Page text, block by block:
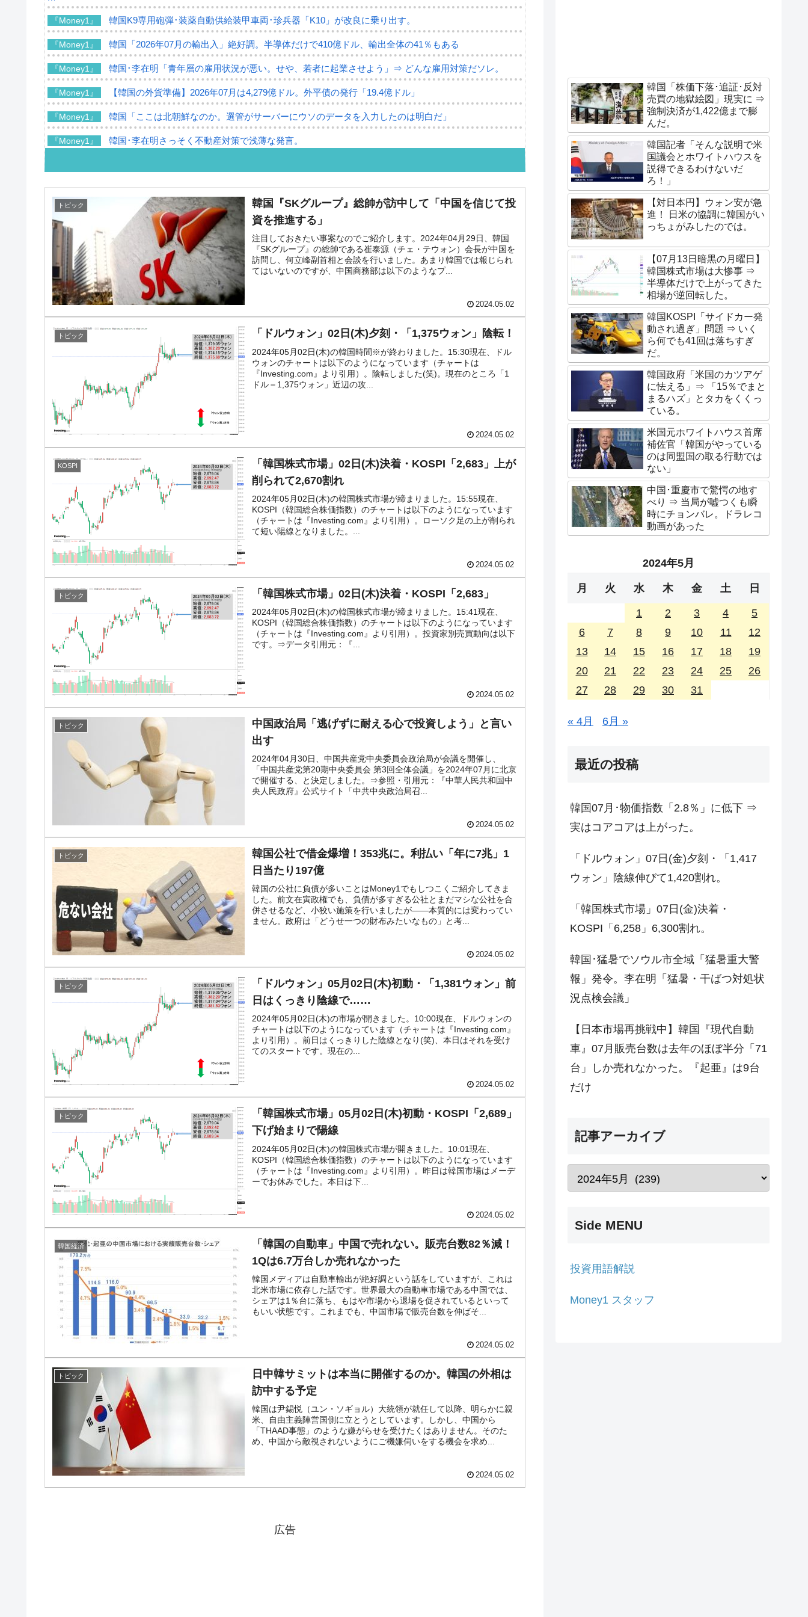
『Money1』 韓国K9専用砲弾･装薬自動供給装甲車両･珍兵器「K10」が改良に乗り出す。
『Money1』 韓国「2026年07月の輸出入」絶好調。半導体だけで410億ドル、輸出全体の41％もある
『Money1』 韓国･李在明「青年層の雇用状況が悪い。せや、若者に起業させよう」⇒ どんな雇用対策だソレ。
『Money1』 【韓国の外貨準備】2026年07月は4,279億ドル。外平債の発行「19.4億ドル」
『Money1』 韓国「ここは北朝鮮なのか。選管がサーバーにウソのデータを入力したのは明白だ」
『Money1』 韓国･李在明さっそく不動産対策で浅薄な発言。
『Money1』 『韓国銀行』が「金の保有量を増やします」⇒「金を経由するドル入手」手段ではないのか？
『Money1』 韓国･外為取引量「1日当たり1,214.4億ドル」まで拡大 ⇒ 海外資金の動きに強く左右される状態
『Money1』 韓国･帰ってきた李在明。李在明を支持しない「50.5％」に上昇
『Money1』
韓国大統領府ボンクラ政策室長が告発された ⇒ 国家が行った恐るべき株価操作であり、空前の国政壟
断
『Money1』 韓国･警察職員が「丸刈りになって抗議活動」
韓国製造業「半導体絶好調」のウラで他業種は全般的「不調」⇒ PSIが示す現況は決して良くない。
【米韓激突案件】韓国消費者院が『クーパン』1人当たり賠償10万ウォンを認定 ⇒ 総額3兆7,000億
『Money1』 韓国で猛暑。南東部では干ばつ
『Money1』 韓国型イージス搭載の次世代駆逐艦「KDDX」1番艦、2032年竣工と公示
『Money1』
韓国政府『BYD』車への補助金を全廃 ⇒ 実は韓国で『BYD』車は売れている。6カ月で対前年同期比
1.9倍！
『Money1』
在韓米国大使スティールが着韓！⇒ さっそく空港に詰めかけ「出て行け！」「極右勢力」のプラカー
ドを掲げる「在韓反米勢力」
『Money1』 韓国政府「2035年までに18.4GW規模のAIデータセンター整備」⇒ だから無理だってば。
トピック
韓国『SKグループ』総帥が訪中して「中国を信じて投
資を推進する」
注目しておきたい事案なのでご紹介します。2024年04月29日、韓国
『SKグループ』の総帥である崔泰源（チェ・テウォン）会長が中国を
訪問し、何立峰副首相と会談を行いました。あまり韓国では報じられ
てはいないのですが、中国商務部は以下のようなプ...
2024.05.02
トピック 「ドルウォン」02日(木)夕刻・「1,375ウォン」陰転！
2024年05月02日(木)の韓国時間※が終わりました。15:30現在、ドル
ウォンのチャートは以下のようになっています（チャートは
『Investing.com』より引用）。陰転しました(笑)。現在のところ「1
ドル＝1,375ウォン」近辺の攻...
2024.05.02
KOSPI
「韓国株式市場」02日(木)決着・KOSPI「2,683」上が
削られて2,670割れ
2024年05月02日(木)の韓国株式市場が締まりました。15:55現在、
KOSPI（韓国総合株価指数）のチャートは以下のようになっています
（チャートは『Investing.com』より引用）。ローソク足の上が削られ
て短い陽線となりました。...
2024.05.02
トピック 「韓国株式市場」02日(木)決着・KOSPI「2,683」
2024年05月02日(木)の韓国株式市場が締まりました。15:41現在、
KOSPI（韓国総合株価指数）のチャートは以下のようになっています
（チャートは『Investing.com』より引用）。投資家別売買動向は以下
です。⇒データ引用元：『...
2024.05.02
トピック
中国政治局「逃げずに耐える心で投資しよう」と言い
出す
2024年04月30日、中国共産党中央委員会政治局が会議を開催し、
「中国共産党第20期中央委員会 第3回全体会議」を2024年07月に北京
で開催する、と決定しました。⇒参照・引用元：『中華人民共和国中
央人民政府』公式サイト「中共中央政治局召...
2024.05.02
トピック
韓国公社で借金爆増！353兆に。利払い「年に7兆」1
日当たり197億
韓国の公社に負債が多いことはMoney1でもしつこくご紹介してきま
した。前文在寅政権でも、負債が多すぎる公社とまだマシな公社を合
併させるなど、小狡い施策を行いましたが――本質的には変わってい
ません。政府は「どうせ一つの財布みたいなもの」と考...
2024.05.02
トピック
「ドルウォン」05月02日(木)初動・「1,381ウォン」前
日はくっきり陰線で……
2024年05月02日(木)の市場が開きました。10:00現在、ドルウォンの
チャートは以下のようになっています（チャートは『Investing.com』
より引用）。前日はくっきりした陰線となり(笑)、本日はそれを受け
てのスタートです。現在の...
2024.05.02
トピック
「韓国株式市場」05月02日(木)初動・KOSPI「2,689」
下げ始まりで陽線
2024年05月02日(木)の韓国株式市場が開きました。10:01現在、
KOSPI（韓国総合株価指数）のチャートは以下のようになっています
（チャートは『Investing.com』より引用）。昨日は韓国市場はメーデ
ーでお休みでした。本日は下...
2024.05.02
韓国経済
「韓国の自動車」中国で売れない。販売台数82％減！
1Qは6.7万台しか売れなかった
韓国メディアは自動車輸出が絶好調という話をしていますが、これは
北米市場に依存した話です。世界最大の自動車市場である中国では、
シェアは1％台に落ち、もはや市場から退場を促されているといって
もいい状態です。これまでも、中国市場で販売台数を伸ばそ...
2024.05.02
トピック
日中韓サミットは本当に開催するのか。韓国の外相は
訪中する予定
韓国は尹錫悦（ユン・ソギョル）大統領が就任して以降、明らかに親
米、自由主義陣営国側に立とうとしています。しかし、中国から
「THAAD事態」のような嫌がらせを受けたくはありません。そのた
め、中国から敵視されないようにご機嫌伺いをする機会を求め...
2024.05.02
広告
韓国「株価下落･追証･反対
売買の地獄絵図」現実に ⇒
強制決済が1,422億まで膨
んだ。
韓国記者「そんな説明で米
国議会とホワイトハウスを
説得できるわけないだ
ろ！」
【対日本円】ウォン安が急
進！ 日米の協調に韓国がい
っちょがみしたのでは。
【07月13日暗黒の月曜日】
韓国株式市場は大惨事 ⇒
半導体だけで上がってきた
相場が逆回転した。
韓国KOSPI「サイドカー発
動され過ぎ」問題 ⇒ いく
ら何でも41回は落ちすぎ
だ。
韓国政府「米国のカツアゲ
に怯える」⇒ 「15％でまと
まるハズ」とタカをくくっ
ている。
米国元ホワイトハウス首席
補佐官「韓国がやっている
のは同盟国の取る行動では
ない」
中国･重慶市で驚愕の地す
べり ⇒ 当局が嘘つくも瞬
時にチョンバレ。ドラレコ
動画があった
2024年5月
月 火 水 木 金 土 日
1 2 3 4
5
6
7 8 9 10 11
12
13
14 15 16 17 18
19
20
21 22 23 24 25
26
27
28 29 30 31
« 4月 6月 »
最近の投稿
韓国07月･物価指数「2.8％」に低下 ⇒
実はコアコアは上がった。
「ドルウォン」07日(金)夕刻・「1,417
ウォン」陰線伸びて1,420割れ。
「韓国株式市場」07日(金)決着・
KOSPI「6,258」6,300割れ。
韓国･猛暑でソウル市全域「猛暑重大警
報」発令。李在明「猛暑・干ばつ対処状
況点検会議」
【日本市場再挑戦中】韓国『現代自動
車』07月販売台数は去年のほぼ半分「71
台」しか売れなかった。『起亜』は9台
だけ
記事アーカイブ
Side MENU
投資用語解説
Money1 スタッフ